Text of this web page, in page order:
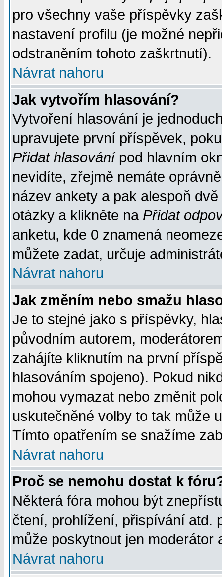
pro všechny vaše příspěvky
nastavení profilu (je možné
odstraněním tohoto zaškrtnutí).
Návrat nahoru
Jak vytvořím hlasování?
Vytvoření hlasování je
upravujete první příspěvek,
Přidat hlasovánípod hlavním
nevidíte, zřejmě nemáte
název ankety a pak alespoň
otázky a klikněte na Přidat
anketu, kde 0 znamená
můžete zadat, určuje
Návrat nahoru
Jak změním nebo smažu
Je to stejné jako s příspěvky,
původním autorem,
zahájíte kliknutím na první
hlasováním spojeno). Pokud
mohou vymazat nebo změnit
uskutečněné volby to tak může
Tímto opatřením se snažíme
Návrat nahoru
Proč se nemohu dostat k
Některá fóra mohou být
čtení, prohlížení, přispívání atd.
může poskytnout jen moderátor
Návrat nahoru